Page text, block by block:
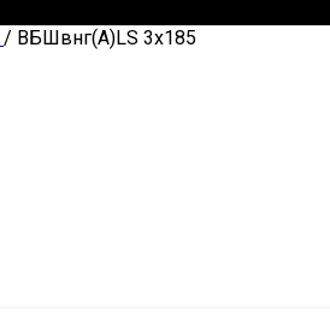
/ ВБШвнг(А)LS 3х185